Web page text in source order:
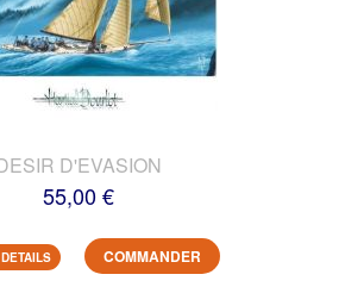
D'EVASION
55,00 €
COMMANDER